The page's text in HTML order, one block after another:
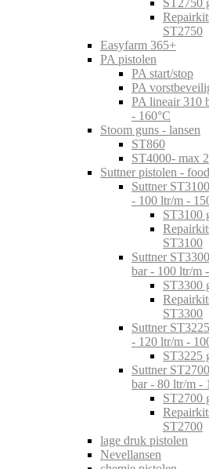
ST2750
ST2750
Easyfarm 365+
PA pistolen
PA start/stop
PA
PA lineair 310
- 160°C
Stoom guns - lansen
ST860
ST4000- max
Suttner pistolen -
Suttner
- 100 ltr/m -
ST3100
ST3100
Suttner
bar - 100 ltr/m
ST3300
ST3300
Suttner
- 120 ltr/m -
ST3225
Suttner
bar - 80 ltr/m -
ST2700
ST2700
lage druk pistolen
Nevellansen